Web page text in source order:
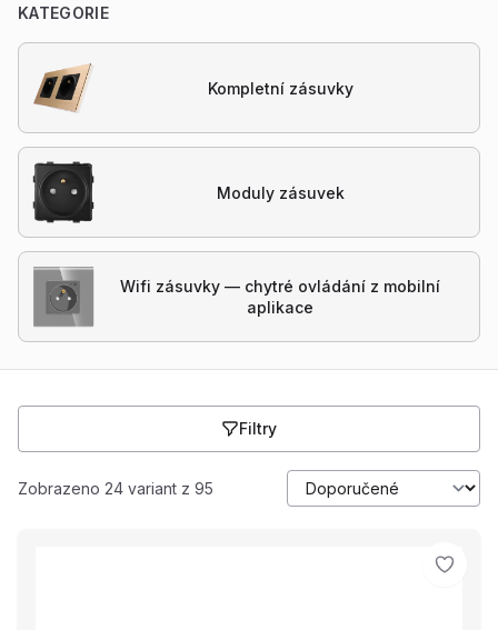
KATEGORIE
Kompletní zásuvky
Moduly zásuvek
Wifi zásuvky — chytré ovládání z mobilní
aplikace
Filtry
Zobrazeno 24 variant z 95